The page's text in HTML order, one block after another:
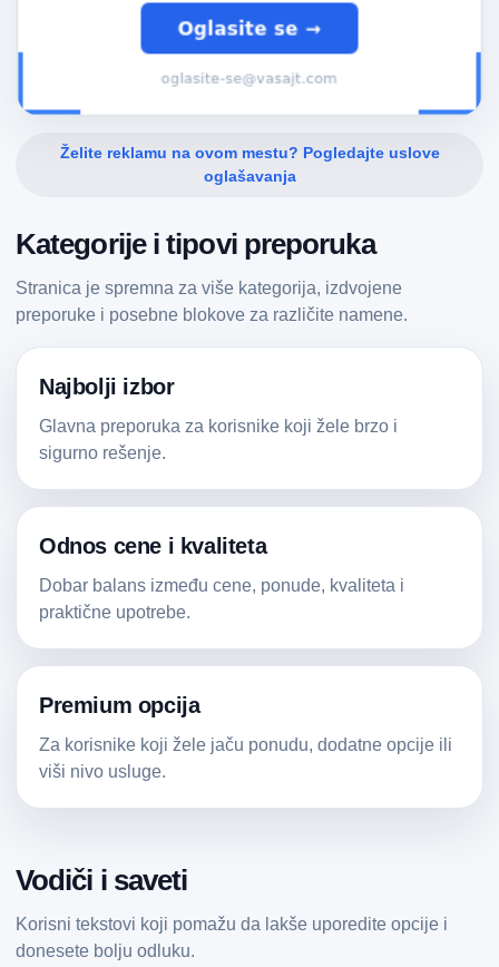
Želite reklamu na ovom mestu? Pogledajte uslove
oglašavanja
Kategorije i tipovi preporuka
Stranica je spremna za više kategorija, izdvojene
preporuke i posebne blokove za različite namene.
Najbolji izbor
Glavna preporuka za korisnike koji žele brzo i
sigurno rešenje.
Odnos cene i kvaliteta
Dobar balans između cene, ponude, kvaliteta i
praktične upotrebe.
Premium opcija
Za korisnike koji žele jaču ponudu, dodatne opcije ili
viši nivo usluge.
Vodiči i saveti
Korisni tekstovi koji pomažu da lakše uporedite opcije i
donesete bolju odluku.